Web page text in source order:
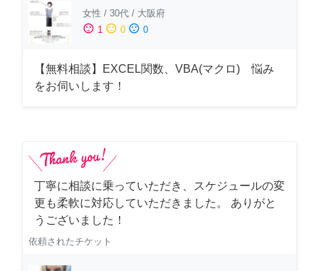
女性 / 30代 / 大阪府
sentiment_satisfied 1 sentiment_neutral 0 sentiment_dissatisfied 0
【無料相談】EXCEL関数、VBA(マクロ) 悩み
をお伺いします！
丁寧に相談に乗っていただき、スケジュールの変
更も柔軟に対応していただきました。 ありがと
うございました！
依頼されたチケット